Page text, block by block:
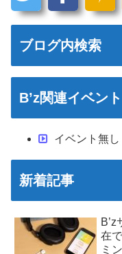
ブログ内検索
B’z関連イベント
イベント無し
新着記事
在
ミ